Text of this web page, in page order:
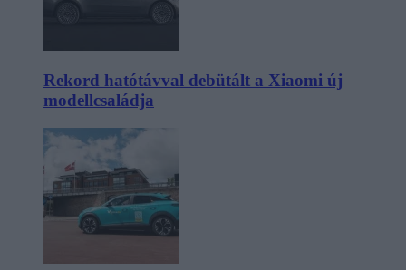
Rekord hatótávval debütált a Xiaomi új
modellcsaládja